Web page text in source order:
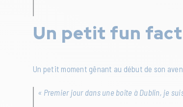
Un petit fun fact
Un petit moment gênant au début de son
« Premier jour dans une boîte à Dublin, je